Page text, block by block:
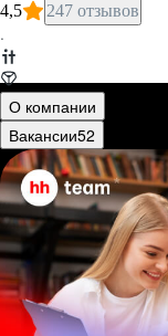
4,5 247 отзывов
·
О компании
Вакансии52